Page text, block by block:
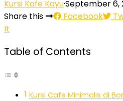
Kursi Kafe Kayu·September 6,
Share this
Facebook
It
Table of Contents
Kursi Cafe Minimalis di